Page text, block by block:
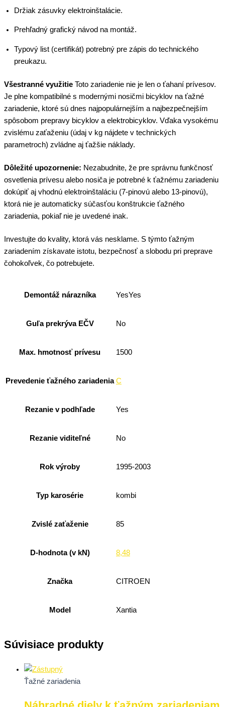
Držiak zásuvky elektroinštalácie.
Prehľadný grafický návod na montáž.
Typový list (certifikát) potrebný pre zápis do technického
preukazu.
Všestranné využitie Toto zariadenie nie je len o ťahaní prívesov.
Je plne kompatibilné s modernými nosičmi bicyklov na ťažné
zariadenie, ktoré sú dnes najpopulárnejším a najbezpečnejším
spôsobom prepravy bicyklov a elektrobicyklov. Vďaka vysokému
zvislému zaťaženiu (údaj v kg nájdete v technických
parametroch) zvládne aj ťažšie náklady.
Dôležité upozornenie: Nezabudnite, že pre správnu funkčnosť
osvetlenia prívesu alebo nosiča je potrebné k ťažnému zariadeniu
dokúpiť aj vhodnú elektroinštaláciu (7-pinovú alebo 13-pinovú),
ktorá nie je automaticky súčasťou konštrukcie ťažného
zariadenia, pokiaľ nie je uvedené inak.
Investujte do kvality, ktorá vás nesklame. S týmto ťažným
zariadením získavate istotu, bezpečnosť a slobodu pri preprave
čohokoľvek, čo potrebujete.
Demontáž nárazníka YesYes
Guľa prekrýva EČV No
Max. hmotnosť prívesu 1500
Prevedenie ťažného zariadenia C
Rezanie v podhľade Yes
Rezanie viditeľné No
Rok výroby 1995-2003
Typ karosérie kombi
Zvislé zaťaženie 85
D-hodnota (v kN) 8,48
Značka CITROEN
Model Xantia
Súvisiace produkty
Ťažné zariadenia